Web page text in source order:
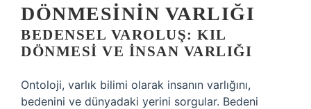
DÖNMESININ VARLIĞI
BEDENSEL VAROLUŞ: KIL
DÖNMESI VE İNSAN VARLIĞI
Ontoloji, varlık bilimi olarak insanın varlığını,
bedenini ve dünyadaki yerini sorgular. Bedeni